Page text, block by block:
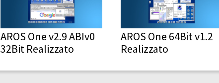
AROS One v2.9 ABIv0
32Bit Realizzato
AROS One 64Bit v1.2
Realizzato